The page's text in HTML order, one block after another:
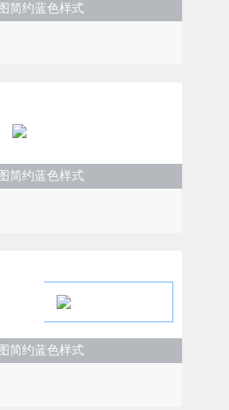
简约蓝色样式
简约蓝色样式
简约蓝色样式